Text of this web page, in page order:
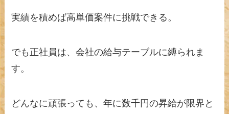
実績を積めば高単価案件に挑戦できる。
でも正社員は、会社の給与テーブルに縛られま
す。
どんなに頑張っても、年に数千円の昇給が限界と